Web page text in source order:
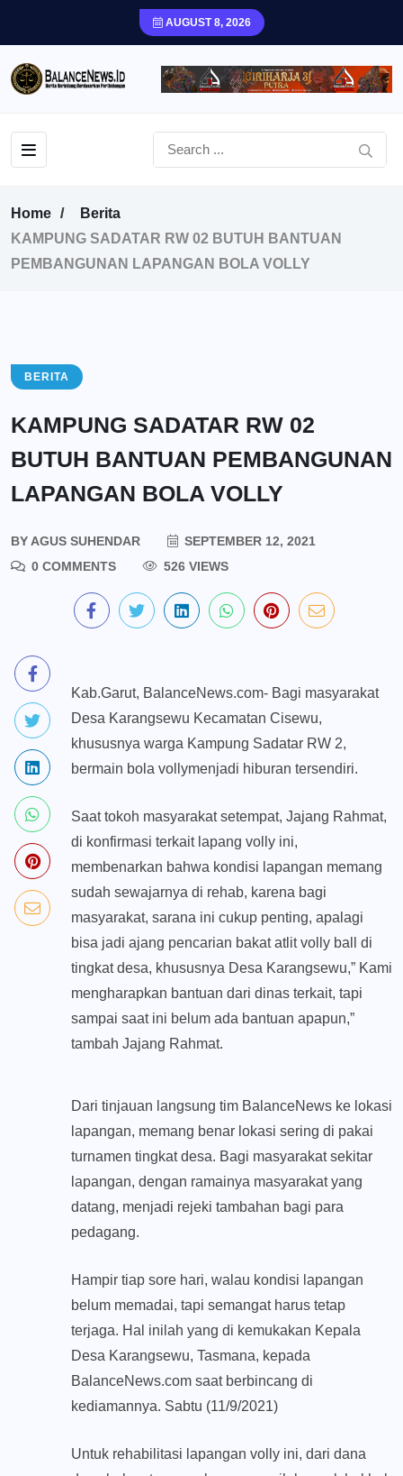
AUGUST 8, 2026
Home
Berita
KAMPUNG SADATAR RW 02 BUTUH BANTUAN
PEMBANGUNAN LAPANGAN BOLA VOLLY
BERITA
KAMPUNG SADATAR RW 02
BUTUH BANTUAN PEMBANGUNAN
LAPANGAN BOLA VOLLY
BYAGUS SUHENDAR
SEPTEMBER 12, 2021
0 COMMENTS
526 VIEWS
Kab.Garut, BalanceNews.com- Bagi masyarakat
Desa Karangsewu Kecamatan Cisewu,
khususnya warga Kampung Sadatar RW 2,
bermain bola vollymenjadi hiburan tersendiri.
Saat tokoh masyarakat setempat, Jajang Rahmat,
di konfirmasi terkait lapang volly ini,
membenarkan bahwa kondisi lapangan memang
sudah sewajarnya di rehab, karena bagi
masyarakat, sarana ini cukup penting, apalagi
bisa jadi ajang pencarian bakat atlit volly ball di
tingkat desa, khususnya Desa Karangsewu,” Kami
mengharapkan bantuan dari dinas terkait, tapi
sampai saat ini belum ada bantuan apapun,”
tambah Jajang Rahmat.
Dari tinjauan langsung tim BalanceNews ke lokasi
lapangan, memang benar lokasi sering di pakai
turnamen tingkat desa. Bagi masyarakat sekitar
lapangan, dengan ramainya masyarakat yang
datang, menjadi rejeki tambahan bagi para
pedagang.
Hampir tiap sore hari, walau kondisi lapangan
belum memadai, tapi semangat harus tetap
terjaga. Hal inilah yang di kemukakan Kepala
Desa Karangsewu, Tasmana, kepada
BalanceNews.com saat berbincang di
kediamannya. Sabtu (11/9/2021)
Untuk rehabilitasi lapangan volly ini, dari dana